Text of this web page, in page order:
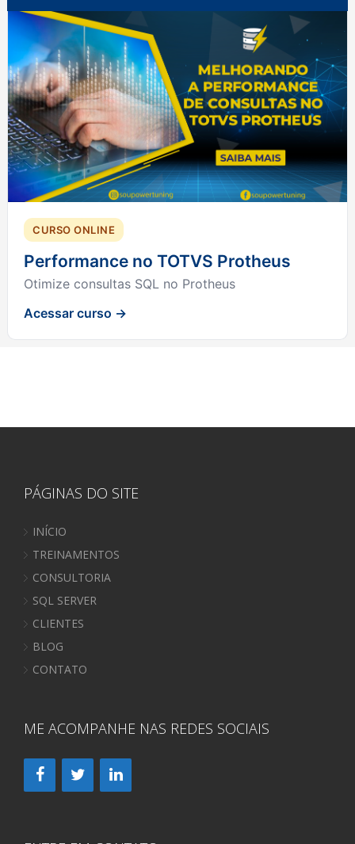
CURSO ONLINE
Performance no TOTVS Protheus
Otimize consultas SQL no Protheus
Acessar curso →
PÁGINAS DO SITE
INÍCIO
TREINAMENTOS
CONSULTORIA
SQL SERVER
CLIENTES
BLOG
CONTATO
ME ACOMPANHE NAS REDES SOCIAIS